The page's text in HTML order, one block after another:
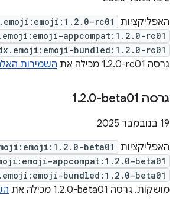
האפליקציות
rc01
appcompat:1.2.0-rc01
bundled:1.2.0-rc01
גרסה ‎1.2.0-rc01 מכילה את
השמירות
גרסה ‎1 .2.0-beta01
‫19 בנובמבר 2025
האפליקציות
beta01
appcompat:1.2.0-beta01
bundled:1.2.0-beta01
מושקות. גרסה ‎1.2.0-beta01 מכילה את